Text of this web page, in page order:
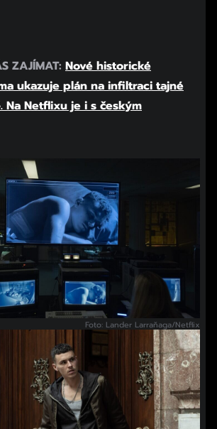
ZAJÍMAT: Nové historické
ukazuje plán na infiltraci tajné
Na Netflixu je i s českým
Foto: Lander Larraňaga/Netflix